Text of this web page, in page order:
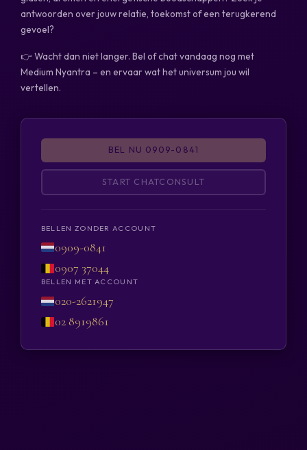
antwoorden over jouw relatie, toekomst of een terugkerend
gevoel?
👉 Wacht dan niet langer. Bel of chat vandaag nog met
Medium Nyantra – en ervaar wat het universum jou wil
vertellen.
BEL NU 0909-0841
START CHATCONSULT
BELLEN ZONDER ACCOUNT
0909-0841
0907 37044
BELLEN MET ACCOUNT
020-2621947
02 8919861